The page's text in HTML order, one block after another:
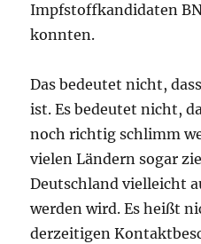
Impfstoffkandidaten
konnten.
Das bedeutet nicht,
ist. Es bedeutet nicht,
noch richtig schlimm
vielen Ländern sogar
Deutschland vielleicht
werden wird. Es heißt
derzeitigen